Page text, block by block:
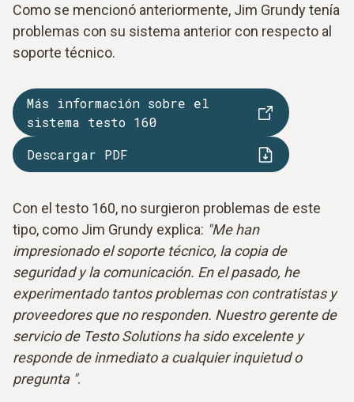
Como se mencionó anteriormente, Jim Grundy tenía
problemas con su sistema anterior con respecto al
soporte técnico.
Más información sobre el
sistema testo 160
Descargar PDF
Con el testo 160, no surgieron problemas de este
tipo, como Jim Grundy explica: "Me han
impresionado el soporte técnico, la copia de
seguridad y la comunicación. En el pasado, he
experimentado tantos problemas con contratistas y
proveedores que no responden. Nuestro gerente de
servicio de Testo Solutions ha sido excelente y
responde de inmediato a cualquier inquietud o
pregunta ".